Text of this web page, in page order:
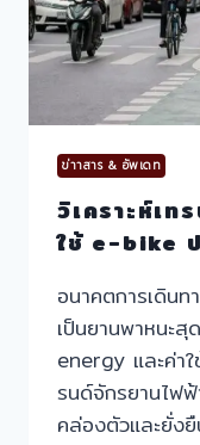
ข่าาสาร & อัพเดท
วิเคราะห์เ
ใช้ e-bike
อนาคตการเดิน
เป็นยานพาหนะ
energy และค่าใ
รนด์จักรยานไฟ
คล่องตัวและยั่ง